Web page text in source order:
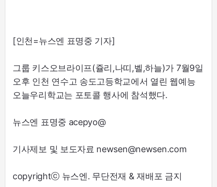
[인천=뉴스엔 표명중 기자]
그룹 키스오브라이프(쥴리,나띠,벨,하늘)가 7월9일
오후 인천 연수고 송도고등학교에서 열린 웹예능
오늘우리학교는 포토콜 행사에 참석했다.
뉴스엔 표명중 acepyo@
기사제보 및 보도자료 newsen@newsen.com
copyrightⓒ 뉴스엔. 무단전재 & 재배포 금지